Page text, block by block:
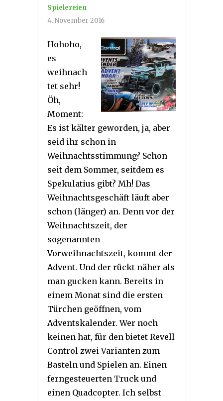
Spielereien
4. November 2016
Hohoho,
es
weihnach
tet sehr!
Öh,
Moment:
Es ist kälter geworden, ja, aber
seid ihr schon in
Weihnachtsstimmung? Schon
seit dem Sommer, seitdem es
Spekulatius gibt? Mh! Das
Weihnachtsgeschäft läuft aber
schon (länger) an. Denn vor der
Weihnachtszeit, der
sogenannten
Vorweihnachtszeit, kommt der
Advent. Und der rückt näher als
man gucken kann. Bereits in
einem Monat sind die ersten
Türchen geöffnen, vom
Adventskalender. Wer noch
keinen hat, für den bietet Revell
Control zwei Varianten zum
Basteln und Spielen an. Einen
ferngesteuerten Truck und
einen Quadcopter. Ich selbst